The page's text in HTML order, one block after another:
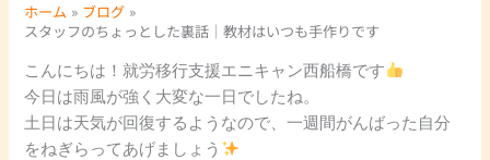
ホーム
ブログ
スタッフのちょっとした裏話｜教材はいつも手作りです
こんにちは！就労移行支援エニキャン西船橋です
今日は雨風が強く大変な一日でしたね。
土日は天気が回復するようなので、一週間がんばった自分
をねぎらってあげましょう